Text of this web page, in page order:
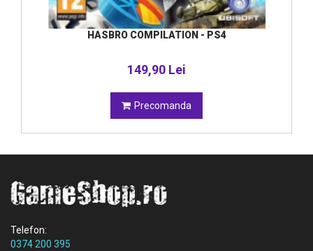
HASBRO COMPILATION - PS4
149,90 Lei
Precomanda
Telefon:
0374 200 395